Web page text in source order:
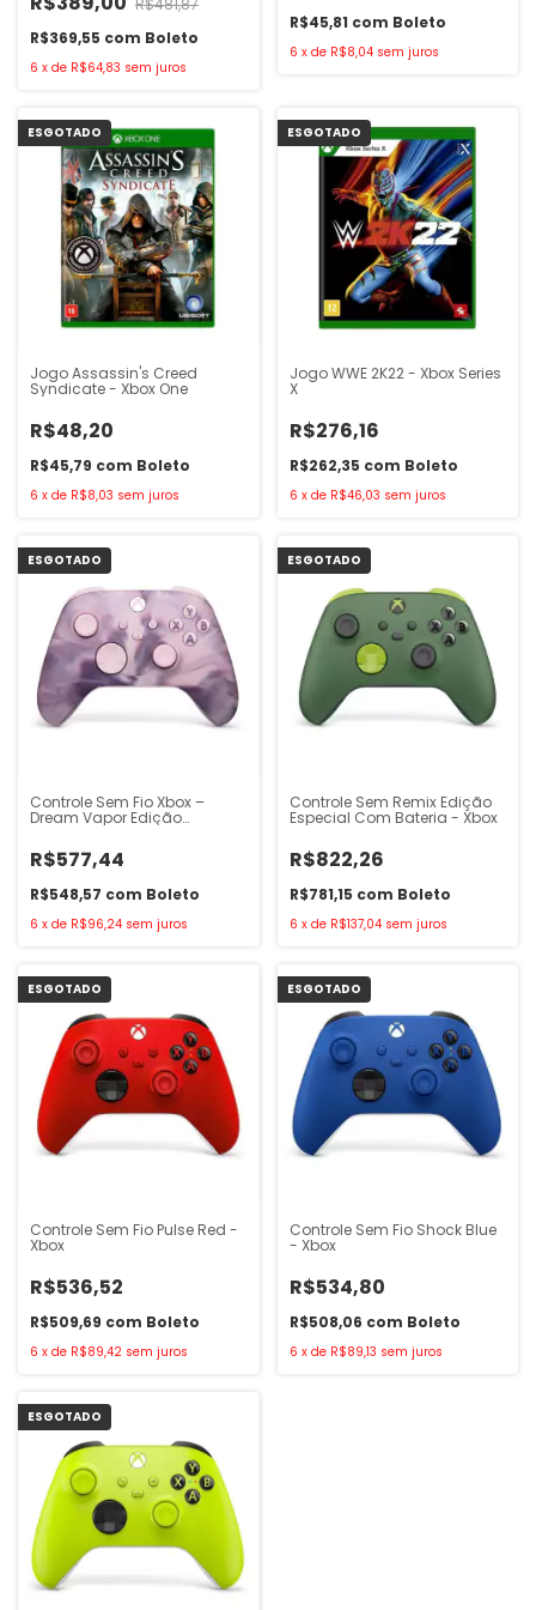
R$369,55 com Boleto
6 x de R$64,83 sem juros
R$45,81 com Boleto
6 x de R$8,04 sem juros
ESGOTADO
Jogo Assassin's Creed
Syndicate - Xbox One
R$48,20
R$45,79 com Boleto
6 x de R$8,03 sem juros
ESGOTADO
Jogo WWE 2K22 - Xbox Series
X
R$276,16
R$262,35 com Boleto
6 x de R$46,03 sem juros
ESGOTADO
Controle Sem Fio Xbox –
Dream Vapor Edição
R$577,44
R$548,57 com Boleto
6 x de R$96,24 sem juros
ESGOTADO
Controle Sem Remix Edição
Especial Com Bateria - Xbox
R$822,26
R$781,15 com Boleto
6 x de R$137,04 sem juros
ESGOTADO
Controle Sem Fio Pulse Red -
Xbox
R$536,52
R$509,69 com Boleto
6 x de R$89,42 sem juros
ESGOTADO
Controle Sem Fio Shock Blue
- Xbox
R$534,80
R$508,06 com Boleto
6 x de R$89,13 sem juros
ESGOTADO